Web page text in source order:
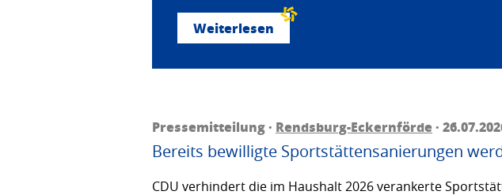
Weiterlesen
Pressemitteilung · Rendsburg-Eckernförde·
Bereits bewilligte Sportstättensanierungen
CDU verhindert die im Haushalt 2026 verankerte